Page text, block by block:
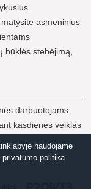
naudojame
politika.
asmeninius
būklės stebėjimą,
darbuotojams.
kasdienes veiklas